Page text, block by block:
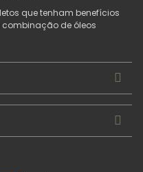
que tenham benefícios
de óleos